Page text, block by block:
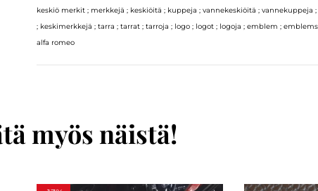
keskiö merkit ; merkkejä ; keskiöitä ; kuppeja ; vannekeskiöitä ; vannekuppeja
; keskimerkkejä ; tarra ; tarrat ; tarroja ; logo ; logot ; logoja ; emblem ;
alfa romeo
myös näistä!